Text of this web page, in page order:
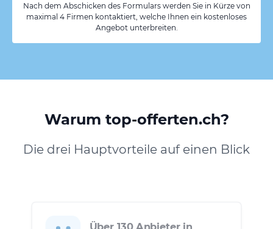
Nach dem Abschicken des Formulars werden Sie in Kürze von
maximal 4 Firmen kontaktiert, welche Ihnen ein kostenloses
Angebot unterbreiten.
Warum top-offerten.ch?
Die drei Hauptvorteile auf einen Blick